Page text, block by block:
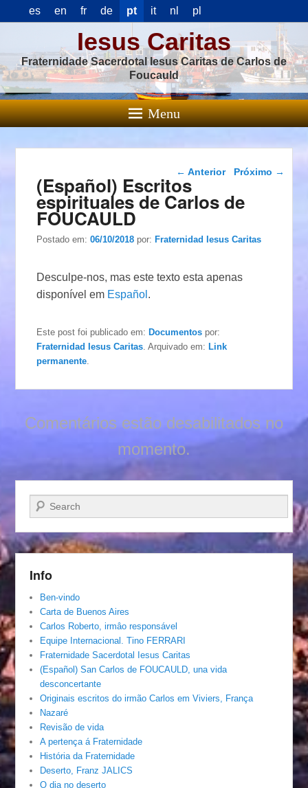
es en fr de pt it nl pl
Iesus Caritas
Fraternidade Sacerdotal Iesus Caritas de Carlos de
Foucauld
Menu
Navegação das
← Anterior Próximo →
(Español) Escritos
espirituales de Carlos de
FOUCAULD
Postado em:06/10/2018 por:Fraternidad Iesus Caritas
Desculpe-nos, mas este texto esta apenas
disponível em Español .
Este post foi publicado em:Documentos por:
Fraternidad Iesus Caritas . Arquivado em:Link
permanente
Comentários estão desabilitados no
momento.
Pesquisar…
Info
Ben-vindo
Carta de Buenos Aires
Carlos Roberto, irmâo responsável
Equipe Internacional. Tino FERRARI
Fraternidade Sacerdotal Iesus Caritas
(Español) San Carlos de FOUCAULD, una vida
desconcertante
Originais escritos do irmão Carlos em Viviers, França
Nazaré
Revisão de vida
A pertença á Fraternidade
História da Fraternidade
Deserto, Franz JALICS
O dia no deserto